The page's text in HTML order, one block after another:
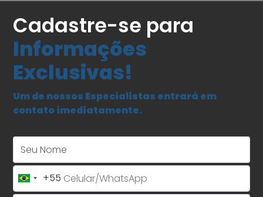
Cadastre-se para
Informações
Exclusivas!
Um de nossos Especialistas entrará em
contato imediatamente.
Brazil+55